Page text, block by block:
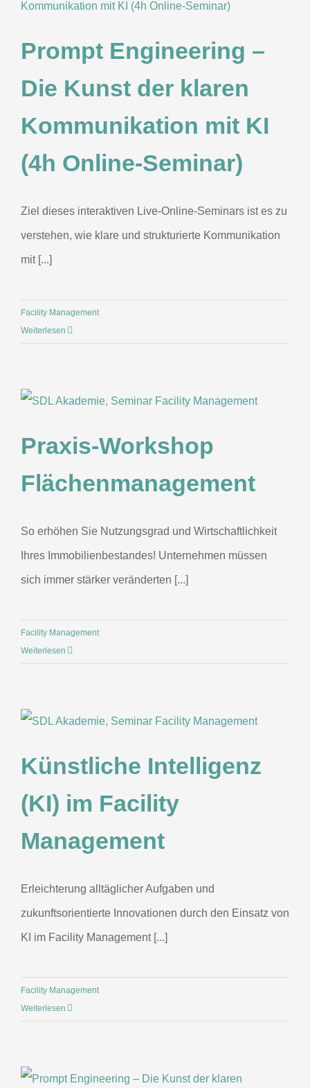
Prompt Engineering –
Die Kunst der klaren
Kommunikation mit KI
(4h Online-Seminar)
Ziel dieses interaktiven Live-Online-Seminars ist es zu
verstehen, wie klare und strukturierte Kommunikation
mit [...]
Facility Management
Weiterlesen
Praxis-Workshop
Flächenmanagement
So erhöhen Sie Nutzungsgrad und Wirtschaftlichkeit
Ihres Immobilienbestandes! Unternehmen müssen
sich immer stärker veränderten [...]
Facility Management
Weiterlesen
Künstliche Intelligenz
(KI) im Facility
Management
Erleichterung alltäglicher Aufgaben und
zukunftsorientierte Innovationen durch den Einsatz von
KI im Facility Management [...]
Facility Management
Weiterlesen